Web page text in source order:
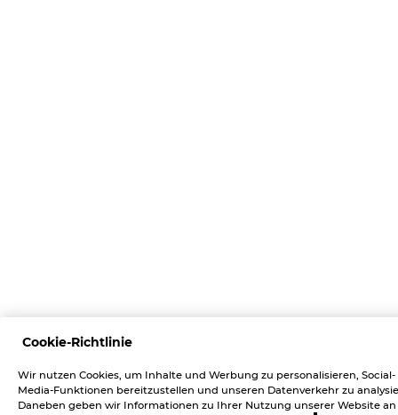
Cookie-Richtlinie
Wir nutzen Cookies, um Inhalte und Werbung zu personalisieren, Social-
Media-Funktionen bereitzustellen und unseren Datenverkehr zu
Daneben geben wir Informationen zu Ihrer Nutzung unserer Website an